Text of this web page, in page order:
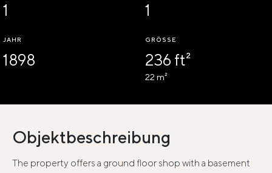
1 1
JAHR
1898
GRÖSSE
236 ft²
22 m²
Objektbeschreibung
The property offers a ground floor shop with a basement